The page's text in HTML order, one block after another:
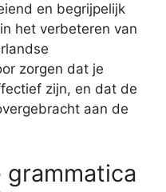
en begrijpelijk
het verbeteren van
zorgen dat je
zijn, en dat de
aan de